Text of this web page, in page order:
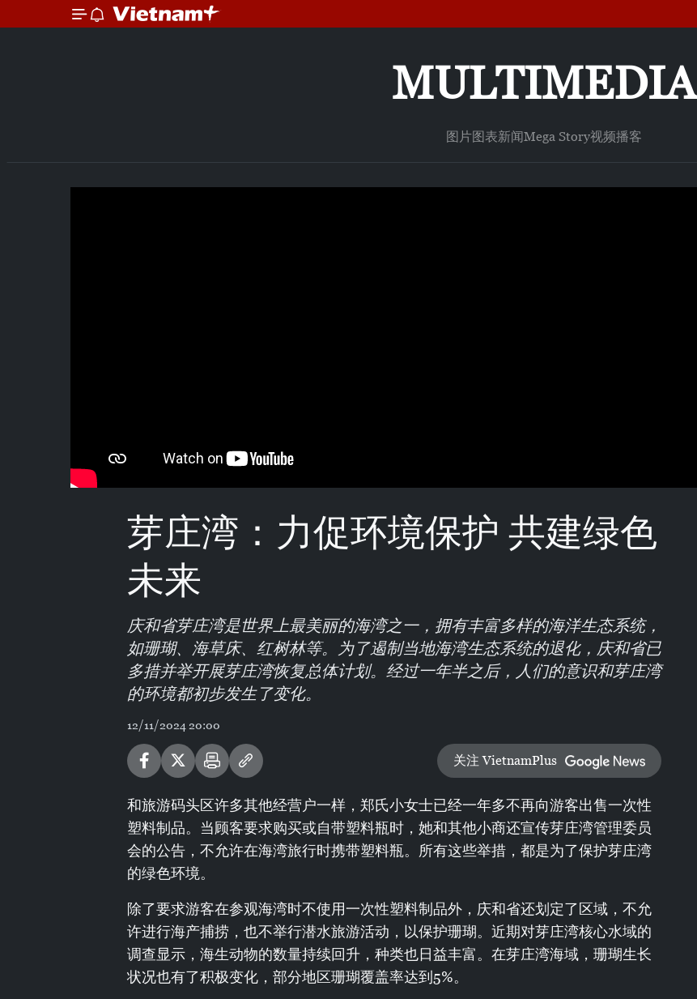
MULTIMEDIA
图片图表新闻Mega Story视频播客
芽庄湾：力促环境保护 共建绿色
未来
庆和省芽庄湾是世界上最美丽的海湾之一，拥有丰富多样的海洋生态系统，
如珊瑚、海草床、红树林等。为了遏制当地海湾生态系统的退化，庆和省已
多措并举开展芽庄湾恢复总体计划。经过一年半之后，人们的意识和芽庄湾
的环境都初步发生了变化。
12/11/2024 20:00
关注 VietnamPlus
和旅游码头区许多其他经营户一样，郑氏小女士已经一年多不再向游客出售一次性
塑料制品。当顾客要求购买或自带塑料瓶时，她和其他小商还宣传芽庄湾管理委员
会的公告，不允许在海湾旅行时携带塑料瓶。所有这些举措，都是为了保护芽庄湾
的绿色环境。
除了要求游客在参观海湾时不使用一次性塑料制品外，庆和省还划定了区域，不允
许进行海产捕捞，也不举行潜水旅游活动，以保护珊瑚。近期对芽庄湾核心水域的
调查显示，海生动物的数量持续回升，种类也日益丰富。在芽庄湾海域，珊瑚生长
状况也有了积极变化，部分地区珊瑚覆盖率达到5%。